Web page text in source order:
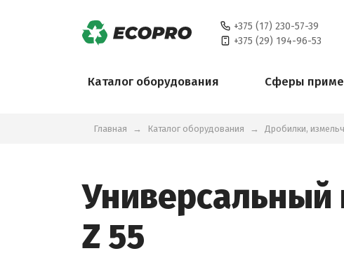
+375 (17) 230-57-39
+375 (29) 194-96-53
Каталог оборудования Сферы
Главная Каталог оборудования Дробилки,
Универсальный
Z 55